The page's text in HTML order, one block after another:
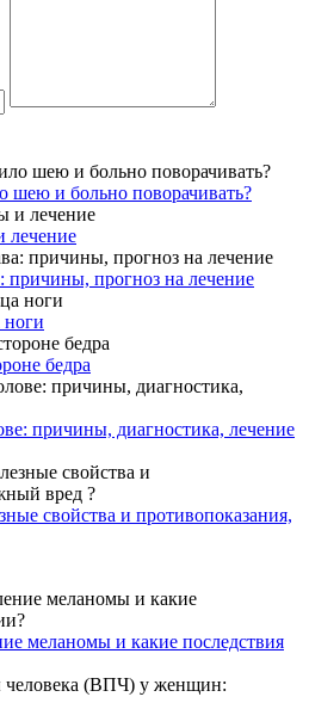
шею и больно поворачивать?
лечение
причины, прогноз на лечение
ноги
бедра
причины, диагностика, лечение
свойства и противопоказания,
меланомы и какие последствия